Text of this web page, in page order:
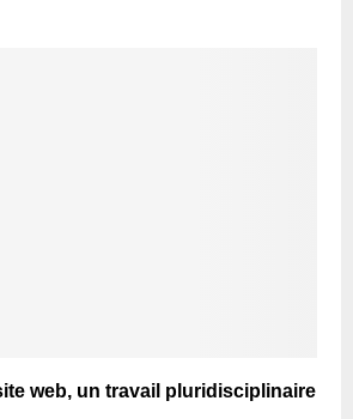
web, un travail pluridisciplinaire